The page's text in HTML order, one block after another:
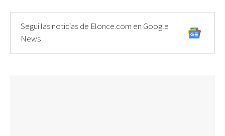
Seguí las noticias de Elonce.com en Google
News